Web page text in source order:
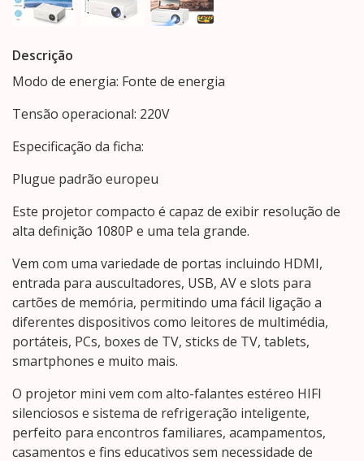
Descrição
Modo de energia: Fonte de energia
Tensão operacional: 220V
Especificação da ficha:
Plugue padrão europeu
Este projetor compacto é capaz de exibir resolução de
alta definição 1080P e uma tela grande.
Vem com uma variedade de portas incluindo HDMI,
entrada para auscultadores, USB, AV e slots para
cartões de memória, permitindo uma fácil ligação a
diferentes dispositivos como leitores de multimédia,
portáteis, PCs, boxes de TV, sticks de TV, tablets,
smartphones e muito mais.
O projetor mini vem com alto-falantes estéreo HIFI
silenciosos e sistema de refrigeração inteligente,
perfeito para encontros familiares, acampamentos,
casamentos e fins educativos sem necessidade de